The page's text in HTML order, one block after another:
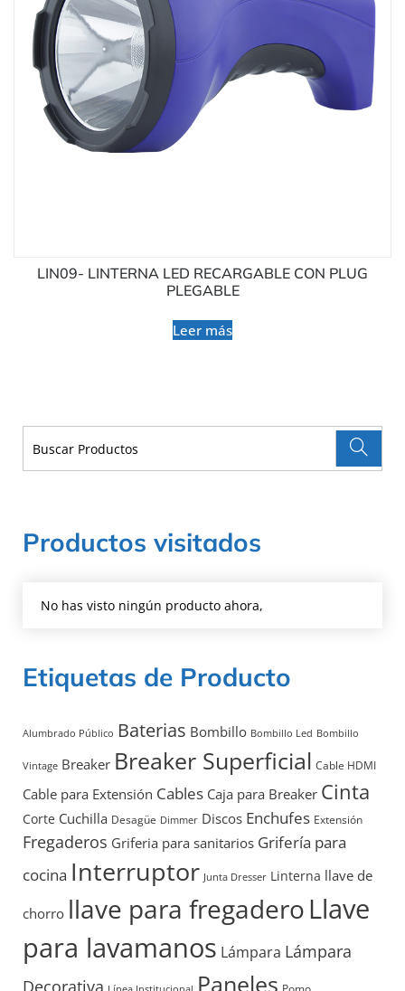
LIN09- LINTERNA LED RECARGABLE CON PLUG
PLEGABLE
Leer más
Productos visitados
No has visto ningún producto ahora,
Etiquetas de Producto
Alumbrado Público Baterias Bombillo Bombillo Led Bombillo
Vintage Breaker Breaker Superficial Cable HDMI
Cable para Extensión Cables Caja para Breaker Cinta
Corte Cuchilla Desagüe Dimmer Discos Enchufes Extensión
Fregaderos Griferia para sanitarios Grifería para
cocina Interruptor Junta Dresser Linterna llave de
chorro llave para fregaderoLlave
para lavamanos Lámpara Lámpara
Decorativa
Paneles